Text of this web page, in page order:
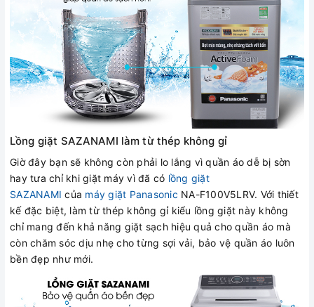
Lồng giặt SAZANAMI làm từ thép không gỉ
Giờ đây bạn sẽ không còn phải lo lắng vì quần áo dễ bị sờn
hay tưa chỉ khi giặt máy vì đã có lồng giặt
SAZANAMI của máy giặt Panasonic NA-F100V5LRV. Với thiết
kế đặc biệt, làm từ thép không gỉ kiểu lồng giặt này không
chỉ mang đến khả năng giặt sạch hiệu quả cho quần áo mà
còn chăm sóc dịu nhẹ cho từng sợi vải, bảo vệ quần áo luôn
bền đẹp như mới.